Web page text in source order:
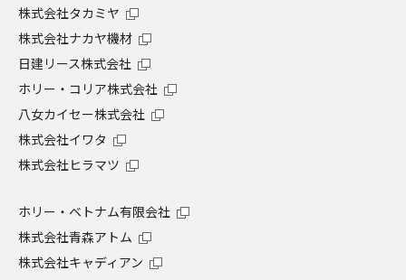
株式会社タカミヤ
株式会社ナカヤ機材
日建リース株式会社
ホリー・コリア株式会社
八女カイセー株式会社
株式会社イワタ
株式会社ヒラマツ
ホリー・ベトナム有限会社
株式会社青森アトム
株式会社キャディアン